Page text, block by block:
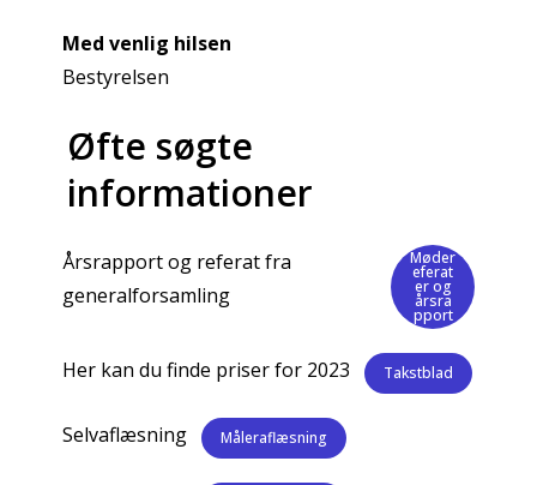
Med venlig hilsen
Bestyrelsen
Øfte søgte
informationer
Årsrapport og referat fra
generalforsamling
Møder
eferat
er og
årsra
pport
Her kan du finde priser for 2023 Takstblad
Selvaflæsning Måleraflæsning